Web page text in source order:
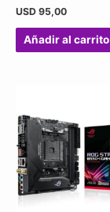
USD 95,00
Añadir al carrito